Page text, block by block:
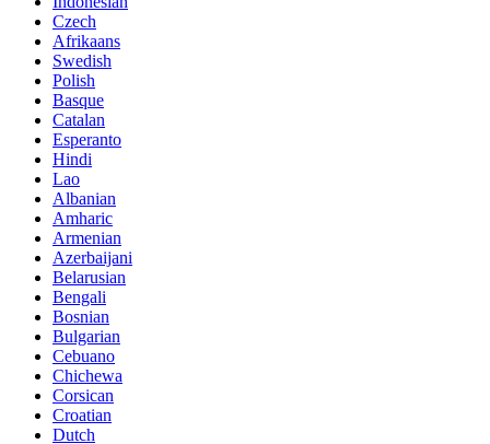
Czech
Afrikaans
Swedish
Polish
Basque
Catalan
Esperanto
Hindi
Lao
Albanian
Amharic
Armenian
Azerbaijani
Belarusian
Bengali
Bosnian
Bulgarian
Cebuano
Chichewa
Corsican
Croatian
Dutch